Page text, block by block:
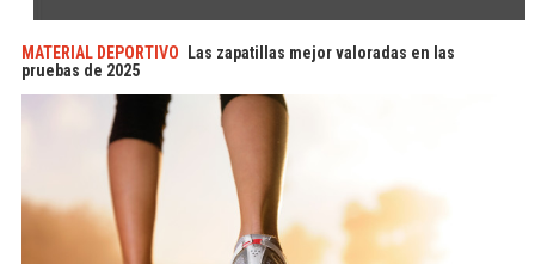
MATERIAL DEPORTIVO Las zapatillas mejor valoradas en las
pruebas de 2025